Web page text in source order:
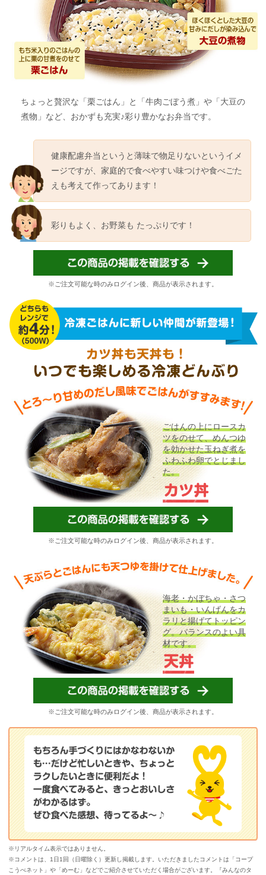
ちょっと贅沢な「栗ごはん」と「牛肉ごぼう煮」や「大豆の
煮物」など、おかずも充実♪彩り豊かなお弁当です。
健康配慮弁当というと薄味で物足りないというイメ
ージですが、家庭的で食べやすい味つけや食べごた
えも考えて作ってあります！
彩りもよく、お野菜も たっぷりです！
※ご注文可能な時のみログイン後、商品が表示されます。
ごはんの上にロースカ
ツをのせて、めんつゆ
を効かせた玉ねぎ煮を
ふわふわ卵でとじまし
た。
※ご注文可能な時のみログイン後、商品が表示されます。
海老・かぼちゃ・さつ
まいも・いんげんをカ
ラリと揚げてトッピン
グ。バランスのよい具
材です。
※ご注文可能な時のみログイン後、商品が表示されます。
※リアルタイム表示ではありません。
※コメントは、1日1回（日曜除く）更新し掲載します。いただきましたコメントは「コープ
こうべネット」や「めーむ」などでご紹介させていただく場合がございます。『みんなのタ